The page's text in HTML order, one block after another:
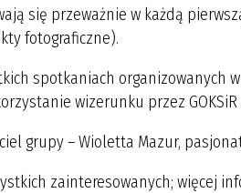
się przeważnie w każdą
fotograficzne).
spotkaniach organizowanych
wizerunku przez
grupy – Wioletta Mazur,
zainteresowanych; więcej